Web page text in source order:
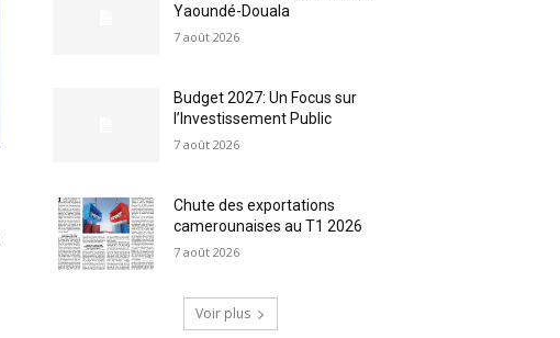
Yaoundé-Douala
7 août 2026
Budget 2027: Un Focus sur
l’Investissement Public
7 août 2026
Chute des exportations
camerounaises au T1 2026
7 août 2026
Voir plus